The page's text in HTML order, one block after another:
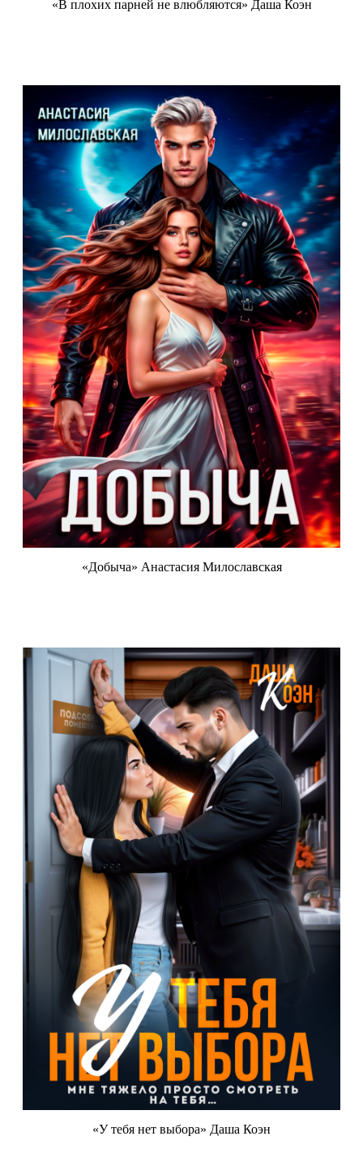
«В плохих парней не влюбляются» Даша Коэн
«Добыча» Анастасия Милославская
«У тебя нет выбора» Даша Коэн